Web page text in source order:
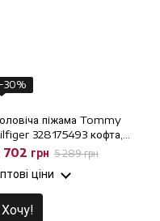
−30%
піжама Tommy
328175493 кофта,
XL
702 грн 5 289 грн
ціни
Хочу!